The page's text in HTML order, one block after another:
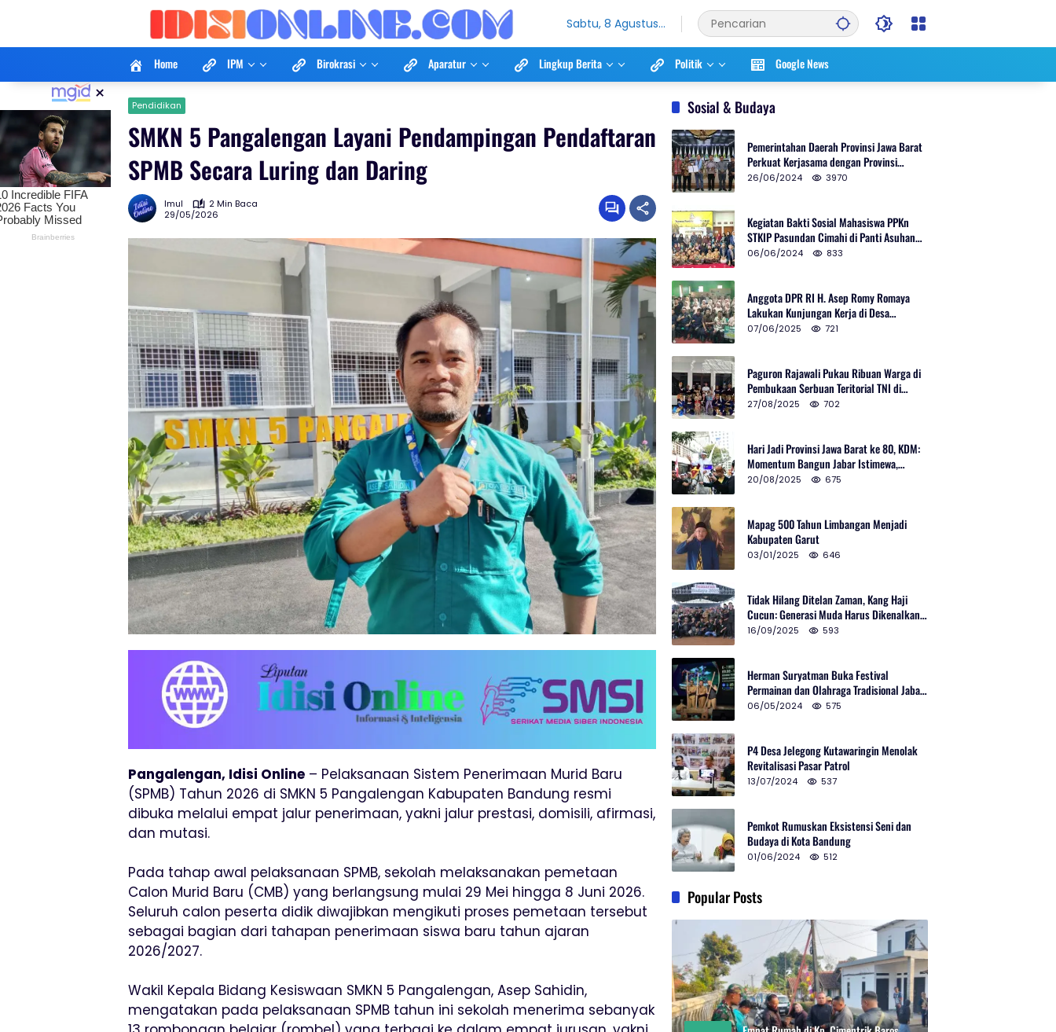
Sabtu, 8 Agustus
Home IPM Birokrasi Aparatur Lingkup Berita Politik Google News
× Pendidikan
SMKN 5 Pangalengan Layani Pendampingan Pendaftaran
SPMB Secara Luring dan Daring
Imul
2 Min Baca
29/05/2026
Pangalengan, Idisi Online – Pelaksanaan Sistem Penerimaan Murid Baru
(SPMB) Tahun 2026 di SMKN 5 Pangalengan Kabupaten Bandung resmi
dibuka melalui empat jalur penerimaan, yakni jalur prestasi, domisili, afirmasi,
dan mutasi.
Pada tahap awal pelaksanaan SPMB, sekolah melaksanakan pemetaan
Calon Murid Baru (CMB) yang berlangsung mulai 29 Mei hingga 8 Juni 2026.
Seluruh calon peserta didik diwajibkan mengikuti proses pemetaan tersebut
sebagai bagian dari tahapan penerimaan siswa baru tahun ajaran
2026/2027.
Wakil Kepala Bidang Kesiswaan SMKN 5 Pangalengan, Asep Sahidin,
mengatakan pada pelaksanaan SPMB tahun ini sekolah menerima sebanyak
Sosial & Budaya
Pemerintahan Daerah Provinsi Jawa Barat
Perkuat Kerjasama dengan Provinsi
Chungcheongnam Do Korea Selatan
26/06/2024 3970
Kegiatan Bakti Sosial Mahasiswa PPKn
STKIP Pasundan Cimahi di Panti Asuhan
Ulul Azmi Kota Cimahi
06/06/2024 833
Anggota DPR RI H. Asep Romy Romaya
Lakukan Kunjungan Kerja di Desa
Patrolsari
07/06/2025 721
Paguron Rajawali Pukau Ribuan Warga di
Pembukaan Serbuan Teritorial TNI di
Cibatu
27/08/2025 702
Hari Jadi Provinsi Jawa Barat ke 80, KDM:
Momentum Bangun Jabar Istimewa,
Lembur di Urus Kota Ditata
20/08/2025 675
Mapag 500 Tahun Limbangan Menjadi
Kabupaten Garut
03/01/2025 646
Tidak Hilang Ditelan Zaman, Kang Haji
Cucun: Generasi Muda Harus Dikenalkan
Pencak Silat
16/09/2025 593
Herman Suryatman Buka Festival
Permainan dan Olahraga Tradisional Jabar
2024 di Gedung Teater Tertutup
06/05/2024 575
P4 Desa Jelegong Kutawaringin Menolak
Revitalisasi Pasar Patrol
13/07/2024 537
Pemkot Rumuskan Eksistensi Seni dan
Budaya di Kota Bandung
01/06/2024 512
Popular Posts